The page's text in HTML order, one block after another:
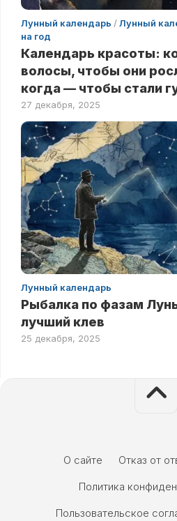
Лунный календарь /Лунный
на год
Календарь красоты:
волосы, чтобы они
когда — чтобы стали
27 декабря, 2025
Лунный календарь
Рыбалка по фазам
лучший клев
25 декабря, 2025
О сайте
Отказ от
Политика
Пользовательское